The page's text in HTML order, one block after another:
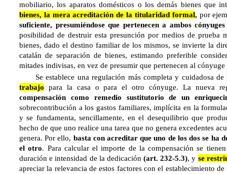
mobiliario, los aparatos domésticos o los demás bienes que
bienes, la mera acreditación de la titularidad formal, por
suficiente, presumiéndose que pertenecen a ambos
posibilidad de destruir esta presunción por medios de prueba
bienes, dado el destino familiar de los mismos, se invierte la
catalán de separación de bienes, estimando preferible
mitades indivisas, en vez de presumir que pertenecen al
Se establece una regulación más completa y cuidadosa
trabajo para la casa o para el otro cónyuge. La nueva
compensación como remedio sustitutorio de un
sobrecontribución a los gastos familiares, implícita en la
y se fundamenta, sencillamente, en el desequilibrio que
hecho de que uno realice una tarea que no genera excedentes
genera. Por ello, basta con acreditar que uno de los dos se ha
el otro. Para calcular el importe de la compensación se
duración e intensidad de la dedicación(art. 232-5.3), y se
apreciar la relevancia de estos factores con el establecimiento